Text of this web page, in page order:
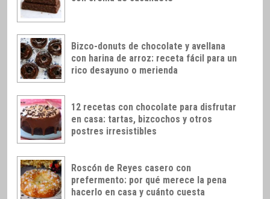
Bizco-donuts de chocolate y avellana
con harina de arroz: receta fácil para un
rico desayuno o merienda
12 recetas con chocolate para disfrutar
en casa: tartas, bizcochos y otros
postres irresistibles
Roscón de Reyes casero con
prefermento: por qué merece la pena
hacerlo en casa y cuánto cuesta